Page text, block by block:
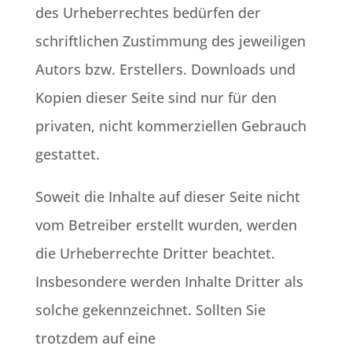
des Urheberrechtes bedürfen der
schriftlichen Zustimmung des jeweiligen
Autors bzw. Erstellers. Downloads und
Kopien dieser Seite sind nur für den
privaten, nicht kommerziellen Gebrauch
gestattet.
Soweit die Inhalte auf dieser Seite nicht
vom Betreiber erstellt wurden, werden
die Urheberrechte Dritter beachtet.
Insbesondere werden Inhalte Dritter als
solche gekennzeichnet. Sollten Sie
trotzdem auf eine